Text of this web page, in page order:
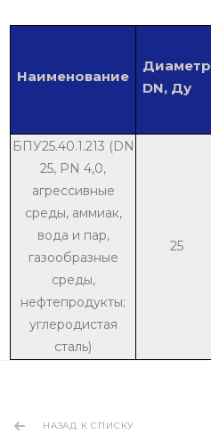
Наименование
Диаметр
DN, Ду
БПУ25.40.1.213 (DN
25, PN 4,0,
агрессивные
среды, аммиак,
вода и пар,
газообразные
среды,
нефтепродукты;
углеродистая
сталь)
25
НАЗАД К СПИСКУ